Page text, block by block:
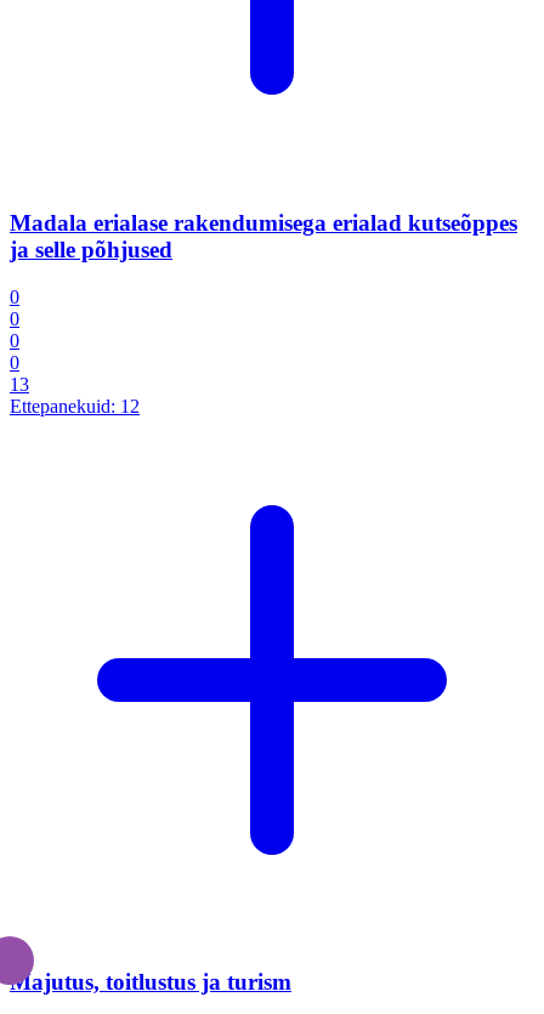
Madala erialase rakendumisega erialad kutseõppes
ja selle põhjused
0
0
0
0
13
Ettepanekuid: 12
Majutus, toitlustus ja turism